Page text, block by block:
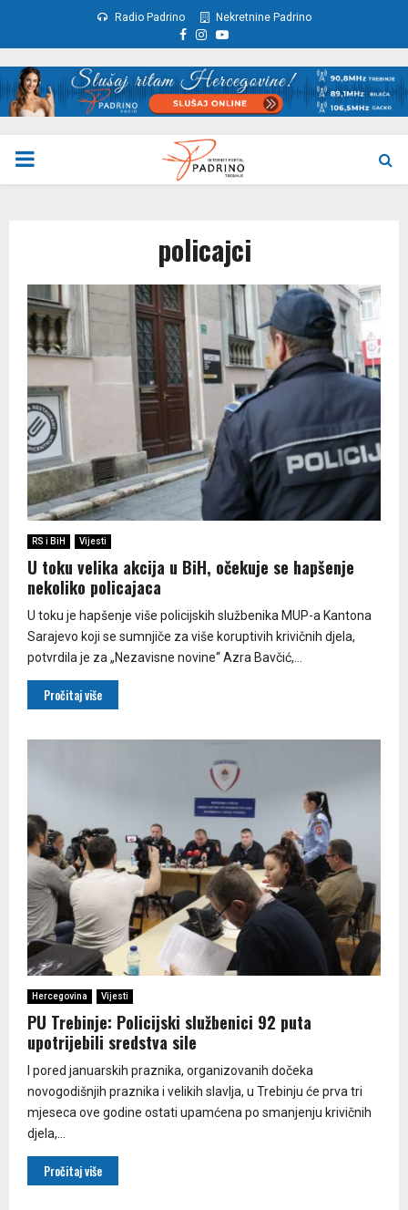
Radio Padrino Nekretnine Padrino
Facebook
Instagram
Youtube
PRIMARY
policajci
RS i BiH Vijesti
U toku velika akcija u BiH, očekuje se hapšenje
nekoliko policajaca
U toku je hapšenje više policijskih službenika MUP-a Kantona
Sarajevo koji se sumnjiče za više koruptivih krivičnih djela,
potvrdila je za „Nezavisne novine“ Azra Bavčić,...
Pročitaj više
Hercegovina Vijesti
PU Trebinje: Policijski službenici 92 puta
upotrijebili sredstva sile
I pored januarskih praznika, organizovanih dočeka
novogodišnjih praznika i velikih slavlja, u Trebinju će prva tri
mjeseca ove godine ostati upamćena po smanjenju krivičnih
djela,...
Pročitaj više